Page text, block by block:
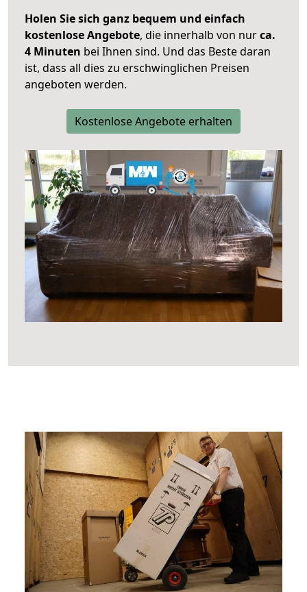
Holen Sie sich ganz bequem und einfach
kostenlose Angebote, die innerhalb von nurca.
4 Minuten bei Ihnen sind. Und das Beste daran
ist, dass all dies zu erschwinglichen Preisen
angeboten werden.
Kostenlose Angebote erhalten